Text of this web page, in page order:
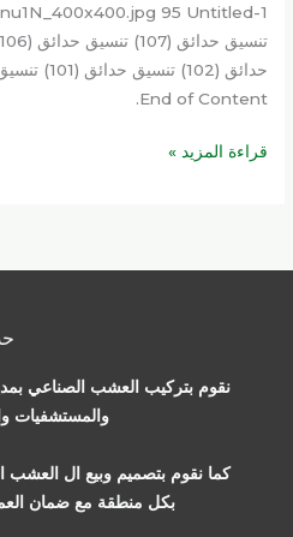
End of Content.
قراءة المزيد »
نقوم بتركيب العشب الصناعي
والمستشفيات
كما نقوم بتصميم وبيع ال العشب
بكل منطقة مع ضمان